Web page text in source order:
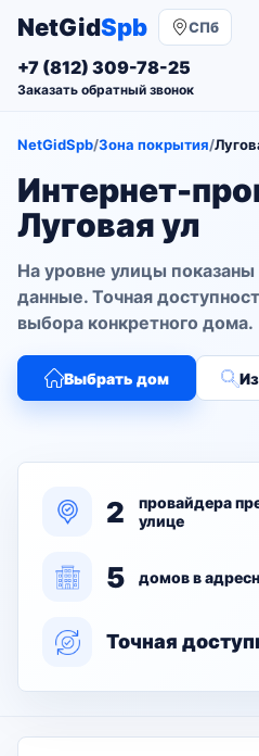
NetGidSpb СПб
+7 (812) 309-78-25
Заказать обратный звонок
NetGidSpb/Зона покрытия/
Интернет-
Луговая ул
На уровне улицы
данные. Точная
выбора конкретного дома.
Выбрать дом
2
провайдера
улице
5 домов в
Точная